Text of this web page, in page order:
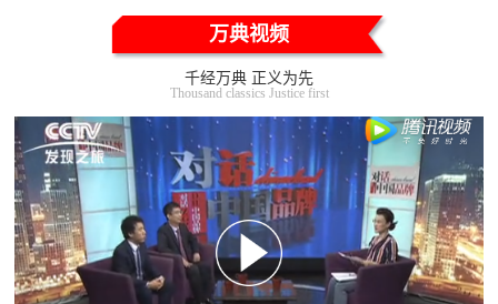
万典视频
千经万典 正义为先
Thousand classics Justice first